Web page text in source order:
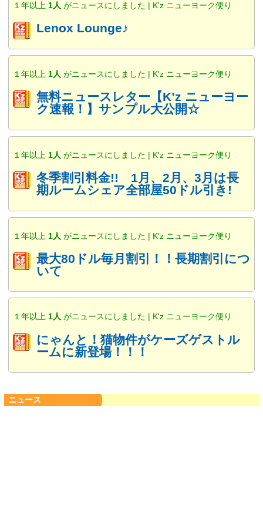
１年以上 1人 がニュースにしました | K'z ニューヨーク便り
Lenox Lounge♪
１年以上 1人 がニュースにしました | K'z ニューヨーク便り
無料ニュースレター【K’z ニューヨー
ク速報！】サンプル大公開☆
１年以上 1人 がニュースにしました | K'z ニューヨーク便り
冬季割引料金!! 1月、2月、3月は長
期ルームシェア全部屋50ドル引き!
１年以上 1人 がニュースにしました | K'z ニューヨーク便り
最大80ドル毎月割引！！長期割引につ
いて
１年以上 1人 がニュースにしました | K'z ニューヨーク便り
にゃんと！猫物件がケーズゲストル
ームに新登場！！！
ニュース